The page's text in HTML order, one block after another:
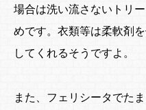
場合は洗い流さないトリ
めです。衣類等は柔軟剤
してくれるそうですよ。
また、フェリシータでた